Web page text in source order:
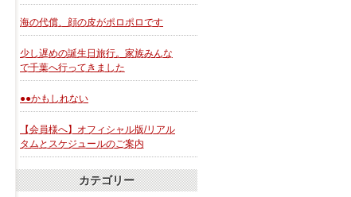
海の代償、顔の皮がポロポロです
少し遅めの誕生日旅行。家族みんな
で千葉へ行ってきました
●●かもしれない
【会員様へ】オフィシャル版/リアル
タムとスケジュールのご案内
カテゴリー